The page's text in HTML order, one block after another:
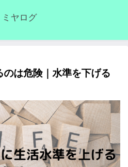
ミヤログ
のは危険｜水準を下げる